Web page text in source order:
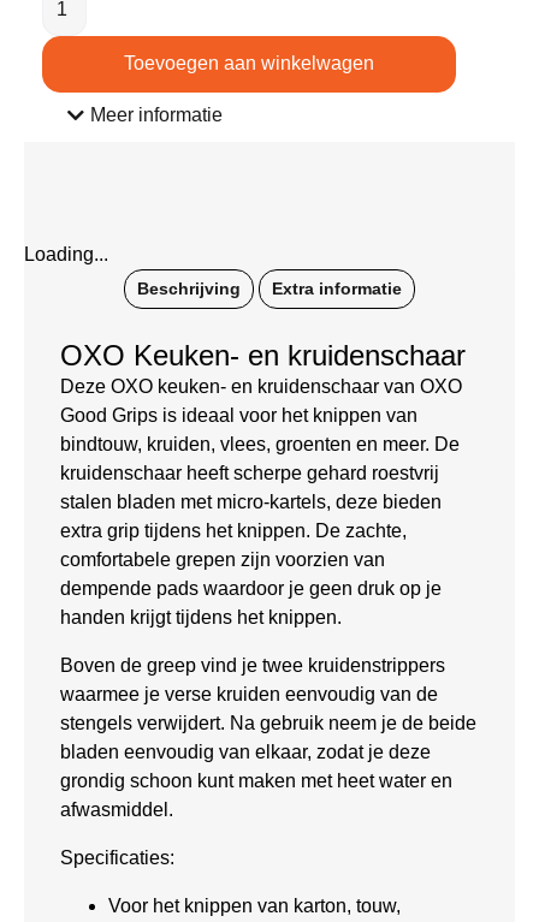
Toevoegen aan winkelwagen
Meer informatie
Loading...
Beschrijving Extra informatie
OXO Keuken- en kruidenschaar
Deze OXO keuken- en kruidenschaar van OXO
Good Grips is ideaal voor het knippen van
bindtouw, kruiden, vlees, groenten en meer. De
kruidenschaar heeft scherpe gehard roestvrij
stalen bladen met micro-kartels, deze bieden
extra grip tijdens het knippen. De zachte,
comfortabele grepen zijn voorzien van
dempende pads waardoor je geen druk op je
handen krijgt tijdens het knippen.
Boven de greep vind je twee kruidenstrippers
waarmee je verse kruiden eenvoudig van de
stengels verwijdert. Na gebruik neem je de beide
bladen eenvoudig van elkaar, zodat je deze
grondig schoon kunt maken met heet water en
afwasmiddel.
Specificaties:
Voor het knippen van karton, touw,